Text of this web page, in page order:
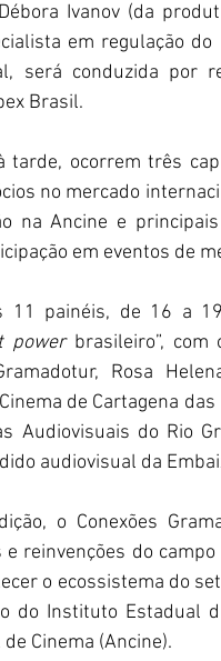
Ivanov (da
em regulação
será conduzida por
Brasil.
tarde, ocorrem três
no mercado
na Ancine e
em eventos de
11 painéis, de 16 a
power brasileiro”,
Rosa
de Cartagena
Audiovisuais do Rio
audiovisual da
o Conexões
e reinvenções do
o ecossistema do
do Instituto Estadual
Cinema (Ancine).